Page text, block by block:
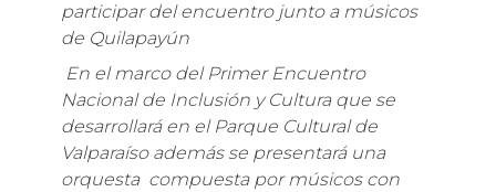
participar del encuentro junto a músicos
de Quilapayún
En el marco del Primer Encuentro
Nacional de Inclusión y Cultura que se
desarrollará en el Parque Cultural de
Valparaíso además se presentará una
orquesta compuesta por músicos con